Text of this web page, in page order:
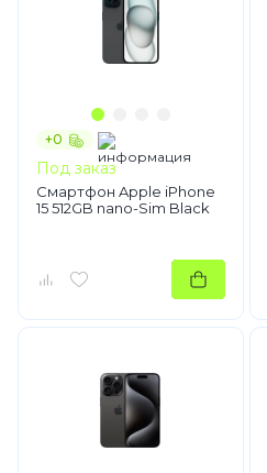
+0
Под заказ
Смартфон Apple iPhone
15 512GB nano-Sim Black